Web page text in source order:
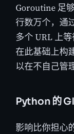
Goroutine 足
行数万个，通
多个 URL 上
在此基础上构
以在不自己管
Python 的
影响比你担心